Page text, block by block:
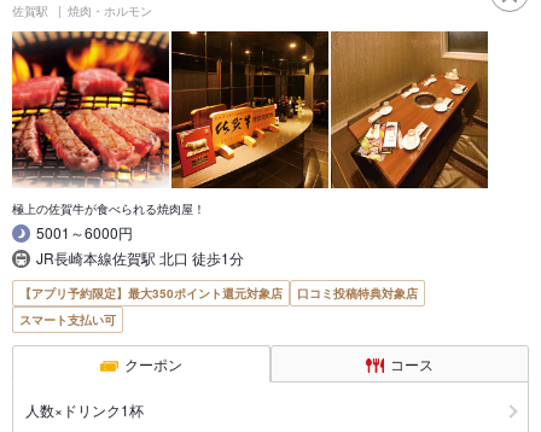
佐賀駅 焼肉・ホルモン
極上の佐賀牛が食べられる焼肉屋！
5001～6000円
JR長崎本線佐賀駅 北口 徒歩1分
【アプリ予約限定】最大350ポイント還元対象店
口コミ投稿特典対象店
スマート支払い可
クーポン コース
人数×ドリンク1杯